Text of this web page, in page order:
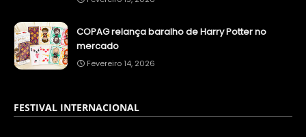
COPAG relança baralho de Harry Potter no
mercado
Fevereiro 14, 2026
FESTIVAL INTERNACIONAL